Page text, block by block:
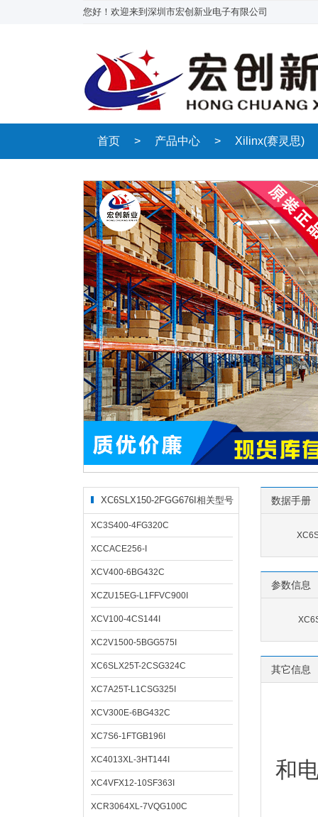
您好！欢迎来到深圳市宏创新业电子有限公司
首页 > 产品中心 > Xilinx(赛灵思)
XC6SLX150-2FGG676I相关型号
XC3S400-4FG320C
XCCACE256-I
XCV400-6BG432C
XCZU15EG-L1FFVC900I
XCV100-4CS144I
XC2V1500-5BGG575I
XC6SLX25T-2CSG324C
XC7A25T-L1CSG325I
XCV300E-6BG432C
XC7S6-1FTGB196I
XC4013XL-3HT144I
XC4VFX12-10SF363I
XCR3064XL-7VQG100C
数据手册
参数信息
其它信息
和